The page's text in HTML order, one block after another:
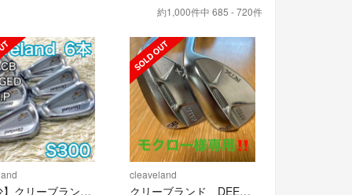
約1,000件中 685 - 720件
【希少】クリーブランド 588 CB フォージド アイアン 右利き S300
cleaveland
クリーブランド DEEPFORGED 2本セット